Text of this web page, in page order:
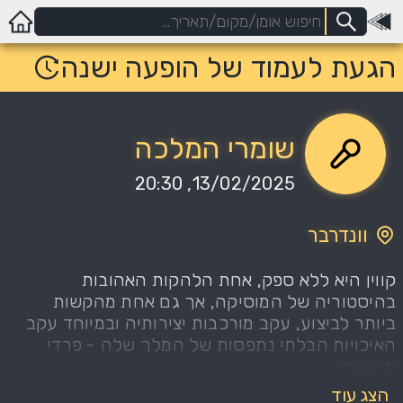
הגעת לעמוד של הופעה ישנה
שומרי המלכה
13/02/2025
,
20:30
וונדרבר
קווין היא ללא ספק, אחת הלהקות האהובות
בהיסטוריה של המוסיקה, אך גם אחת מהקשות
ביותר לביצוע, עקב מורכבות יצירותיה ובמיוחד עקב
האיכויות הבלתי נתפסות של המלך שלה - פרדי
להקת "שומרי המלכה" גאה להציג מופע סוחף ועוצר
הצג עוד